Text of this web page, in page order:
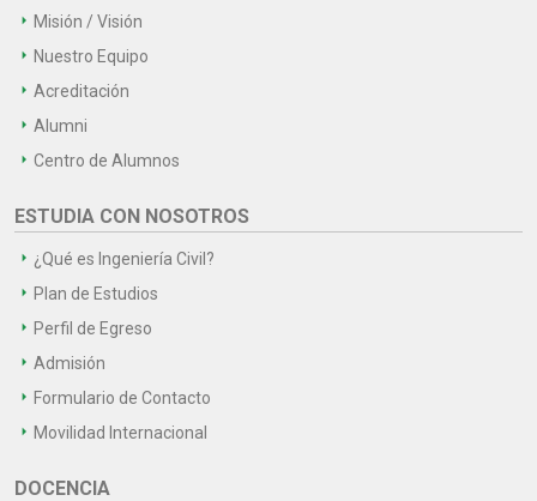
Misión / Visión
Nuestro Equipo
Acreditación
Alumni
Centro de Alumnos
ESTUDIA CON NOSOTROS
¿Qué es Ingeniería Civil?
Plan de Estudios
Perfil de Egreso
Admisión
Formulario de Contacto
Movilidad Internacional
DOCENCIA